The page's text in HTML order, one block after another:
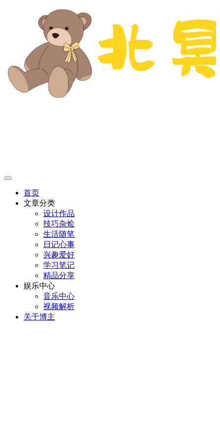
首页
文章分类
设计作品
技巧杂烩
生活随笔
日记心事
兴趣爱好
学习笔记
精品分享
娱乐中心
音乐中心
视频解析
关于博主